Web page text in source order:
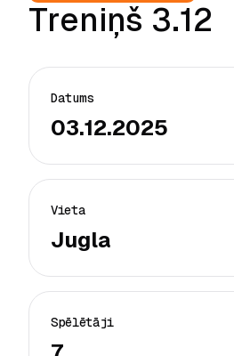
Treniņš 3.12
Datums
03.12.2025
Vieta
Jugla
Spēlētāji